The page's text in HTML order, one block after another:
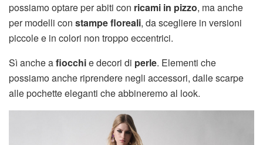
possiamo optare per abiti con ricami in pizzo, ma anche
per modelli con stampe floreali, da scegliere in versioni
piccole e in colori non troppo eccentrici.
Sì anche afiocchie decori di perle. Elementi che
possiamo anche riprendere negli accessori, dalle scarpe
alle pochette eleganti che abbineremo al look.